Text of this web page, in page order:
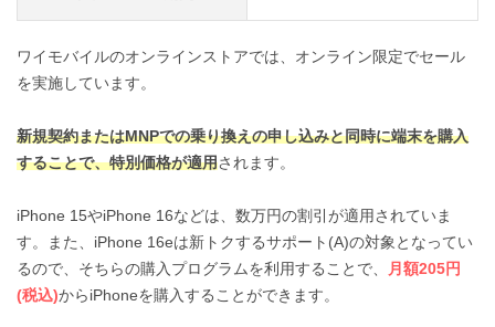
ワイモバイルのオンラインストアでは、オンライン限定でセール
を実施しています。
新規契約またはMNPでの乗り換えの申し込みと同時に端末を購入
することで、特別価格が適用されます。
iPhone 15やiPhone 16などは、数万円の割引が適用されていま
す。また、iPhone 16eは新トクするサポート(A)の対象となってい
るので、そちらの購入プログラムを利用することで、
月額205円
(税込)からiPhoneを購入することができます。